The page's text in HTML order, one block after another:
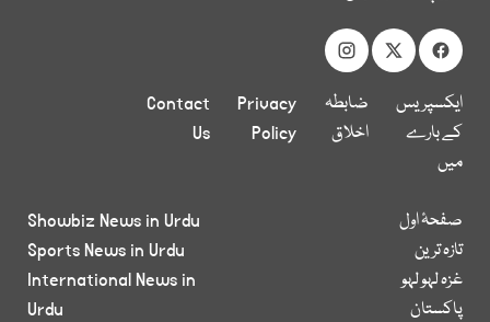
ایکسپریس
کے بارے
میں
ضابطہ
اخلاق
Privacy
Policy
Contact
Us
صفحۂ اول
تازہ ترین
غزہ لہو لہو
پاکستان
Showbiz News in Urdu
Sports News in Urdu
International News in
Urdu